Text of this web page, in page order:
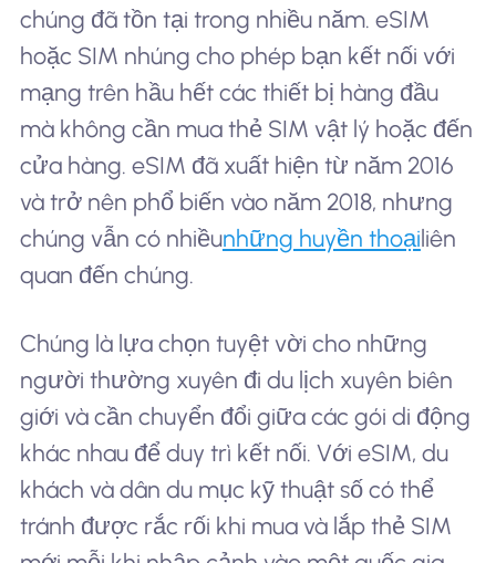
chúng đã tồn tại trong nhiều năm. eSIM
hoặc SIM nhúng cho phép bạn kết nối với
mạng trên hầu hết các thiết bị hàng đầu
mà không cần mua thẻ SIM vật lý hoặc đến
cửa hàng. eSIM đã xuất hiện từ năm 2016
và trở nên phổ biến vào năm 2018, nhưng
chúng vẫn có nhiềunhững huyền thoạiliên
quan đến chúng.
Chúng là lựa chọn tuyệt vời cho những
người thường xuyên đi du lịch xuyên biên
giới và cần chuyển đổi giữa các gói di động
khác nhau để duy trì kết nối. Với eSIM, du
khách và dân du mục kỹ thuật số có thể
tránh được rắc rối khi mua và lắp thẻ SIM